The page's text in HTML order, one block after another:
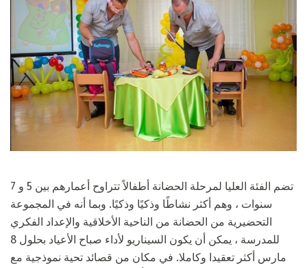
تضم الفئة العليا لمرحلة الحضانة أطفالاً تتراوح أعمارهم بين 5 و 7
سنوات ، وهم أكثر نشاطًا وذكيًا وذكيًا. وبما أنه في المجموعة
التحضيرية من الحضانة من الناحية الأخلاقية والإعداد الفكري
للمدرسة ، يمكن أن يكون السيناريو لأداء صباح الأعياد بحلول 8
مارس أكثر تعقيدا وكاملا. في مكان من قصائد تحية نموذجية مع